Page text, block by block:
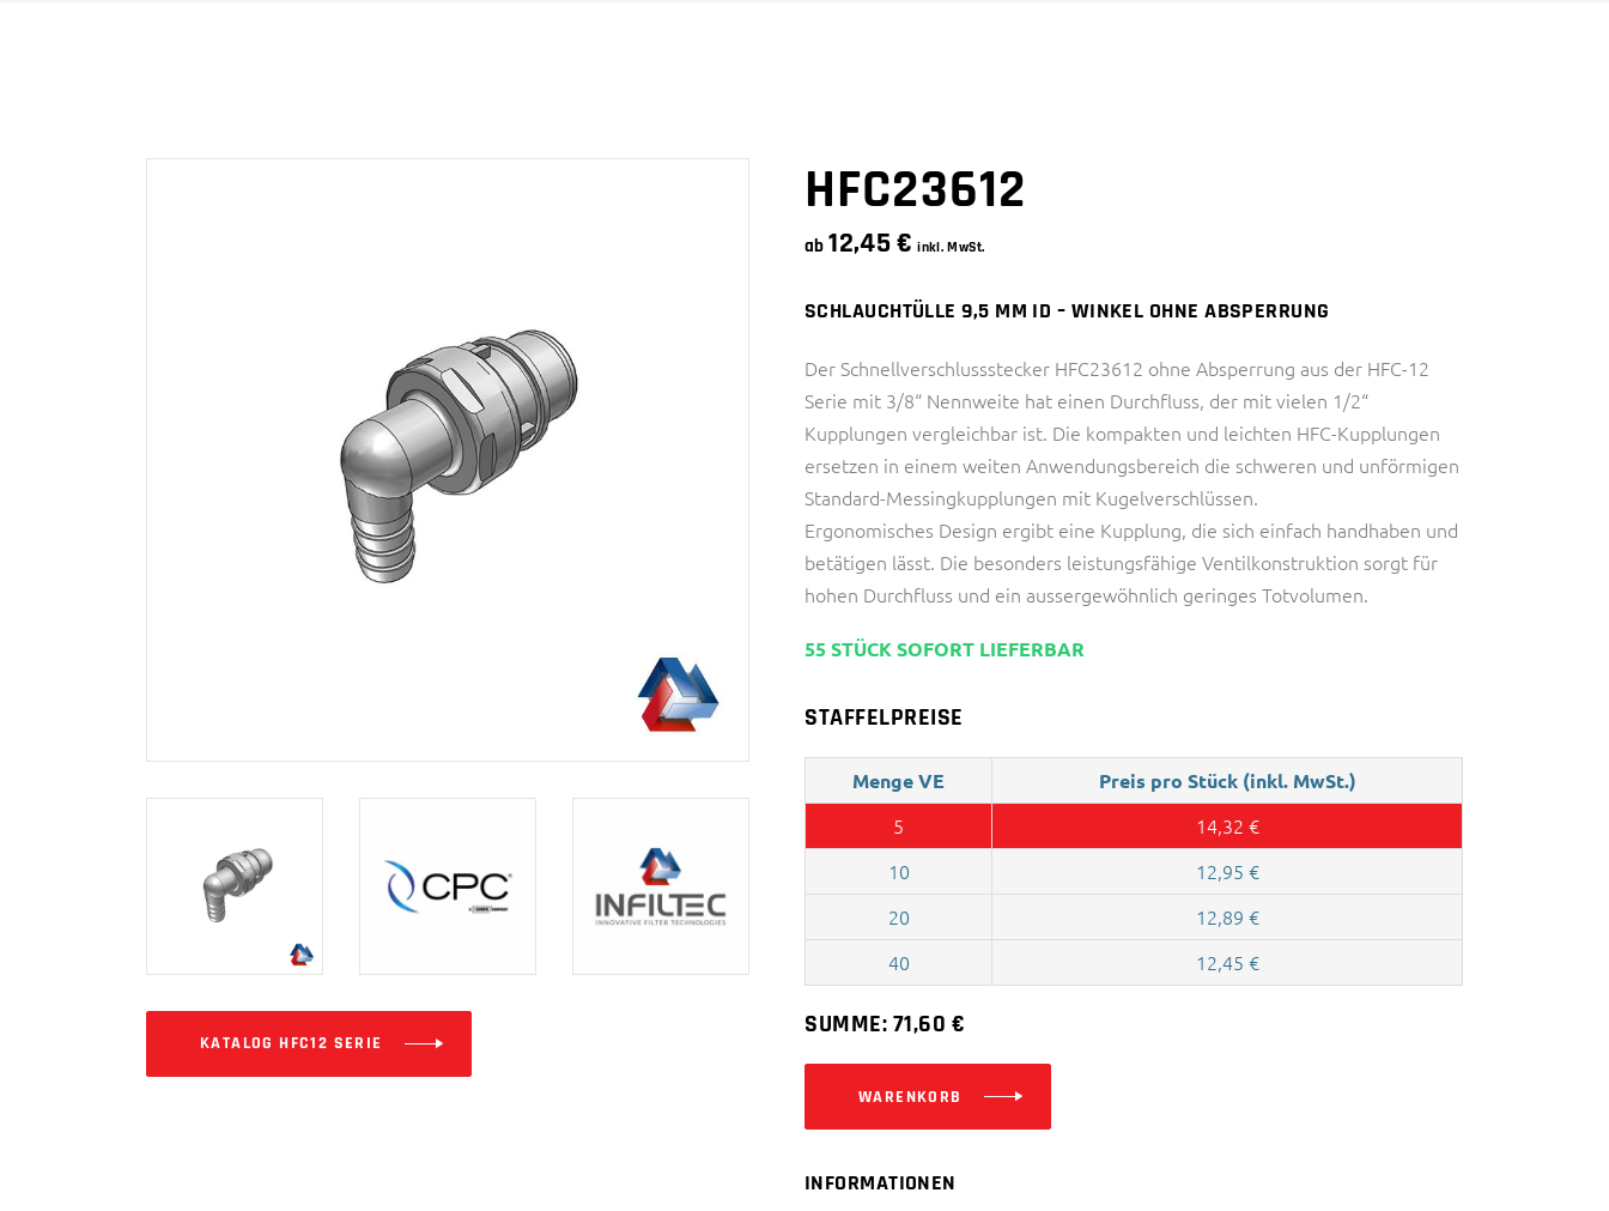
KATALOG HFC12 SERIE
HFC23612
ab12,45€ inkl. MwSt.
SCHLAUCHTÜLLE 9,5 MM ID – WINKEL OHNE ABSPERRUNG
Der Schnellverschlussstecker HFC23612 ohne Absperrung aus der HFC-12
Serie mit 3/8“ Nennweite hat einen Durchfluss, der mit vielen 1/2“
Kupplungen vergleichbar ist. Die kompakten und leichten HFC-Kupplungen
ersetzen in einem weiten Anwendungsbereich die schweren und unförmigen
Standard-Messingkupplungen mit Kugelverschlüssen.
Ergonomisches Design ergibt eine Kupplung, die sich einfach handhaben und
betätigen lässt. Die besonders leistungsfähige Ventilkonstruktion sorgt für
hohen Durchfluss und ein aussergewöhnlich geringes Totvolumen.
55 STÜCK SOFORT LIEFERBAR
STAFFELPREISE
Menge VE Preis pro Stück (inkl. MwSt.)
5 14,32 €
10
12,95 €
20
12,89 €
40
12,45 €
SUMME:71,60 €
WARENKORB
INFORMATIONEN